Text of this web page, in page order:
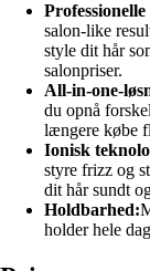
salon-like
style dit hår
salonpriser.
All-in-one-
du opnå
længere købe
Ionisk
styre frizz og
dit hår sundt
Holdbarhed:
holder hele